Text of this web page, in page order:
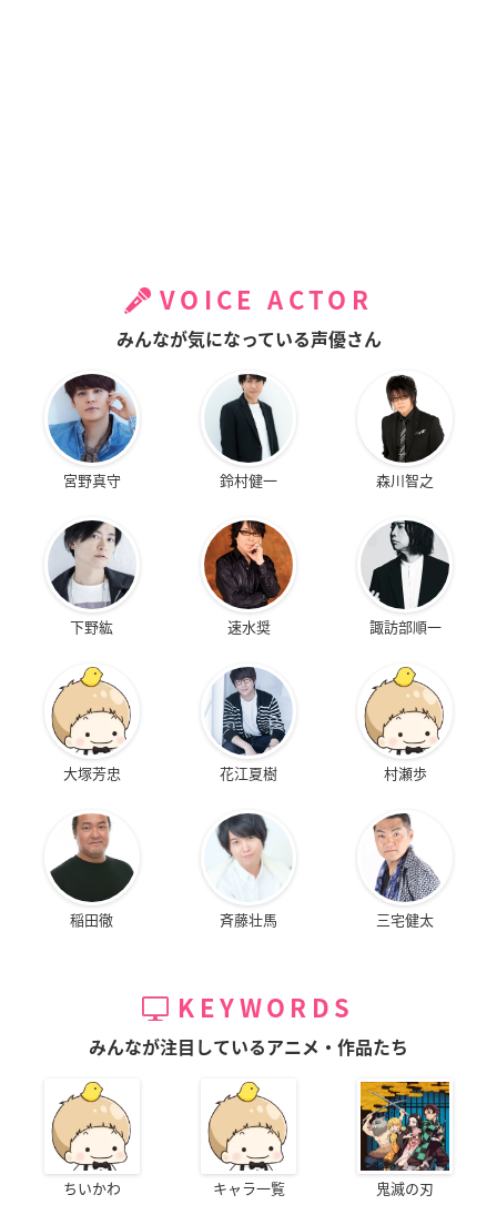
VOICE ACTOR
みんなが気になっている声優さん
宮野真守 鈴村健一 森川智之
下野紘 速水奨 諏訪部順一
大塚芳忠 花江夏樹 村瀬歩
稲田徹 斉藤壮馬 三宅健太
KEYWORDS
みんなが注目しているアニメ・作品たち
ちいかわ キャラ一覧 鬼滅の刃